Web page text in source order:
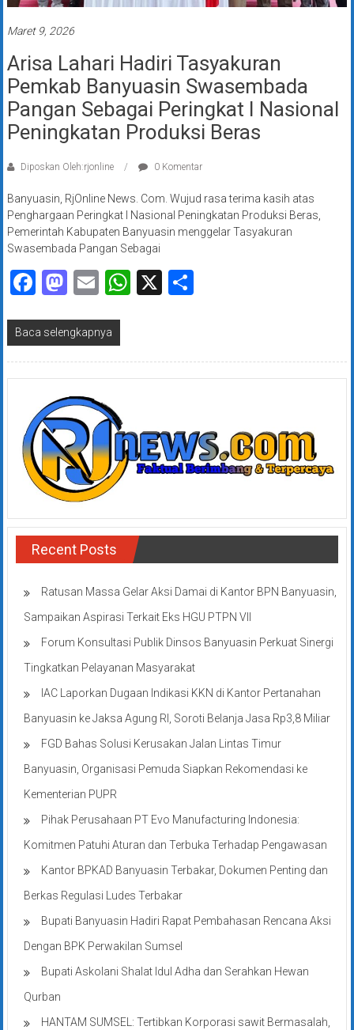
Maret 9, 2026
Arisa Lahari Hadiri Tasyakuran
Pemkab Banyuasin Swasembada
Pangan Sebagai Peringkat I Nasional
Peningkatan Produksi Beras
Diposkan Oleh:rjonline 0 Komentar
Banyuasin, RjOnline News. Com. Wujud rasa terima kasih atas
Penghargaan Peringkat I Nasional Peningkatan Produksi Beras,
Pemerintah Kabupaten Banyuasin menggelar Tasyakuran
Swasembada Pangan Sebagai
Facebook
Mastodon
EmailWhatsApp
X Share
Baca selengkapnya
Recent Posts
Ratusan Massa Gelar Aksi Damai di Kantor BPN Banyuasin,
Sampaikan Aspirasi Terkait Eks HGU PTPN VII
Forum Konsultasi Publik Dinsos Banyuasin Perkuat Sinergi
Tingkatkan Pelayanan Masyarakat
IAC Laporkan Dugaan Indikasi KKN di Kantor Pertanahan
Banyuasin ke Jaksa Agung RI, Soroti Belanja Jasa Rp3,8 Miliar
FGD Bahas Solusi Kerusakan Jalan Lintas Timur
Banyuasin, Organisasi Pemuda Siapkan Rekomendasi ke
Kementerian PUPR
Pihak Perusahaan PT Evo Manufacturing Indonesia:
Komitmen Patuhi Aturan dan Terbuka Terhadap Pengawasan
Kantor BPKAD Banyuasin Terbakar, Dokumen Penting dan
Berkas Regulasi Ludes Terbakar
Bupati Banyuasin Hadiri Rapat Pembahasan Rencana Aksi
Dengan BPK Perwakilan Sumsel
Bupati Askolani Shalat Idul Adha dan Serahkan Hewan
Qurban
HANTAM SUMSEL: Tertibkan Korporasi sawit Bermasalah,